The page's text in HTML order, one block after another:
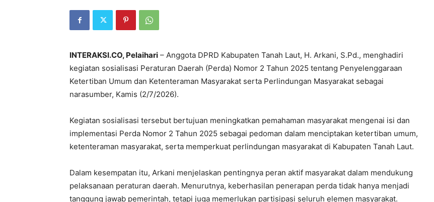
INTERAKSI.CO, Pelaihari – Anggota DPRD Kabupaten Tanah Laut, H. Arkani, S.Pd., menghadiri
kegiatan sosialisasi Peraturan Daerah (Perda) Nomor 2 Tahun 2025 tentang Penyelenggaraan
Ketertiban Umum dan Ketenteraman Masyarakat serta Perlindungan Masyarakat sebagai
narasumber, Kamis (2/7/2026).
Kegiatan sosialisasi tersebut bertujuan meningkatkan pemahaman masyarakat mengenai isi dan
implementasi Perda Nomor 2 Tahun 2025 sebagai pedoman dalam menciptakan ketertiban umum,
ketenteraman masyarakat, serta memperkuat perlindungan masyarakat di Kabupaten Tanah Laut.
Dalam kesempatan itu, Arkani menjelaskan pentingnya peran aktif masyarakat dalam mendukung
pelaksanaan peraturan daerah. Menurutnya, keberhasilan penerapan perda tidak hanya menjadi
tanggung jawab pemerintah, tetapi juga memerlukan partisipasi seluruh elemen masyarakat.